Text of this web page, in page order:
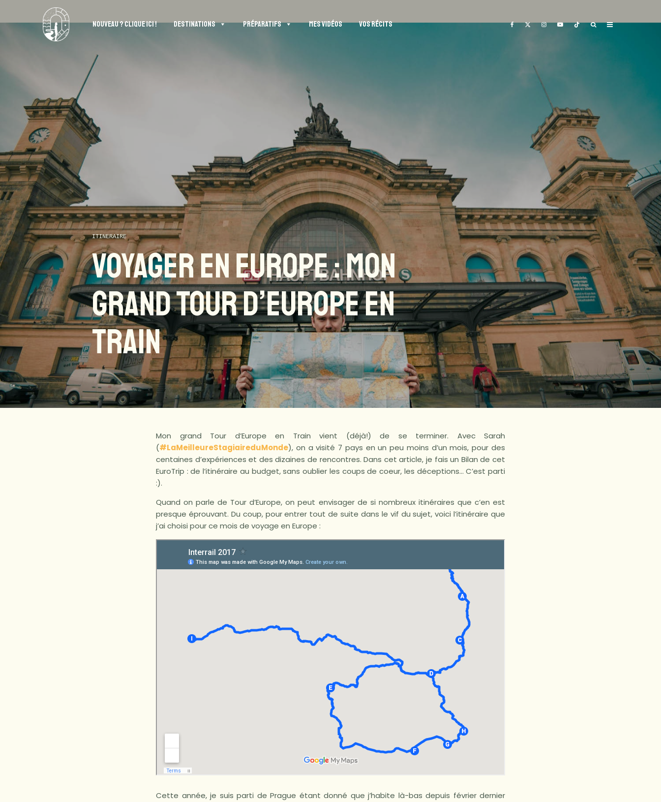
NOUVEAU ? CLIQUE ICI ! DESTINATIONS PRÉPARATIFS MES VIDÉOS VOS RÉCITS
ITINERAIRE
VOYAGER EN EUROPE : MON
GRAND TOUR D’EUROPE EN
TRAIN
Mon grand Tour d’Europe en Train vient (déjà!) de se terminer. Avec Sarah
(#LaMeilleureStagiaireduMonde), on a visité 7 pays en un peu moins d’un mois, pour des
centaines d’expériences et des dizaines de rencontres. Dans cet article, je fais un Bilan de cet
EuroTrip : de l’itinéraire au budget, sans oublier les coups de coeur, les déceptions… C’est parti
:).
Quand on parle de Tour d’Europe, on peut envisager de si nombreux itinéraires que c’en est
presque éprouvant. Du coup, pour entrer tout de suite dans le vif du sujet, voici l’itinéraire que
j’ai choisi pour ce mois de voyage en Europe :
Cette année, je suis parti de Prague étant donné que j’habite là-bas depuis février dernier